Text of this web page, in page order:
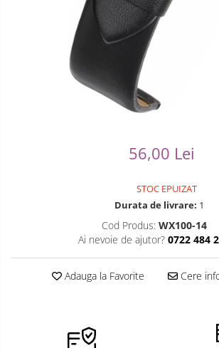
Ceasuri Daniel Klein
Ceasuri Lorus
Ceasuri Q&Q
Modelarea Metalului
Nicovale si Suporti
Piese Ceasuri
Scule Speciale
Truse / Kituri Ceasornicar56,00 Lei
STOC EPUIZAT
Durata de livrare: 1
Cod Produs: WX100-14
Ai nevoie de ajutor? 0722 484
Adauga la Favorite Cere